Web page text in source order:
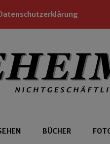
BÜCHER